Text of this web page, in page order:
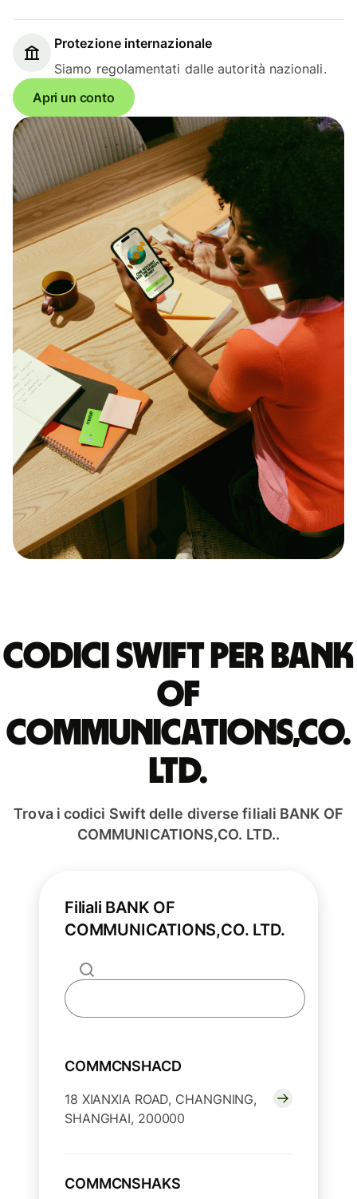
Protezione internazionale
Siamo regolamentati dalle autorità nazionali.
Apri un conto
Codici Swift per BANK
OF
COMMUNICATIONS,CO.
LTD.
Trova i codici Swift delle diverse filiali BANK OF
COMMUNICATIONS,CO. LTD..
Filiali BANK OF
COMMUNICATIONS,CO. LTD.
COMMCNSHACD
18 XIANXIA ROAD, CHANGNING,
SHANGHAI, 200000
COMMCNSHAKS